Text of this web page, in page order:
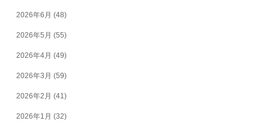
2026年6月 (48)
2026年5月 (55)
2026年4月 (49)
2026年3月 (59)
2026年2月 (41)
2026年1月 (32)